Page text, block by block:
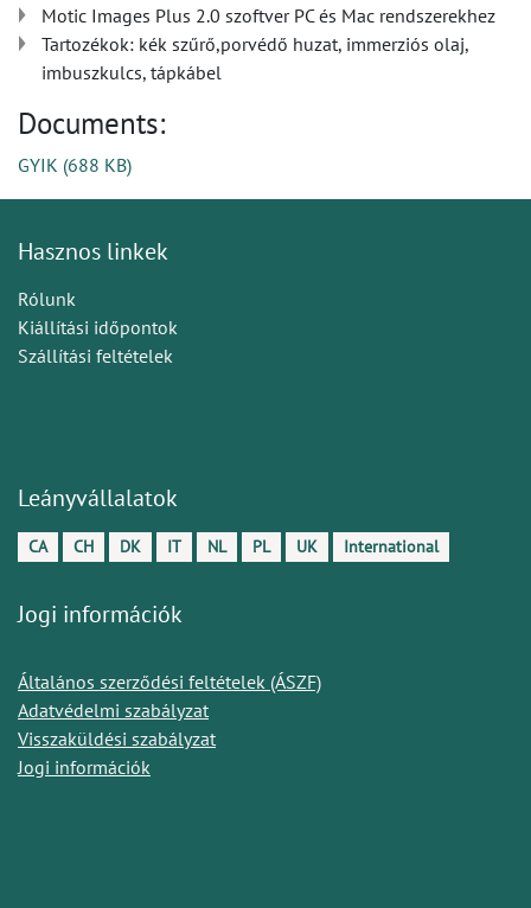
Motic Images Plus 2.0 szoftver PC és Mac rendszerekhez
Tartozékok: kék szűrő,porvédő huzat, immerziós olaj,
imbuszkulcs, tápkábel
Documents:
GYIK (688 KB)
Hasznos linkek
Rólunk
Kiállítási időpontok
Szállítási feltételek
Leányvállalatok
CA CH DK IT NL PL UK International
Jogi információk
Általános szerződési feltételek (ÁSZF)
Adatvédelmi szabályzat
Visszaküldési szabályzat
Jogi információk